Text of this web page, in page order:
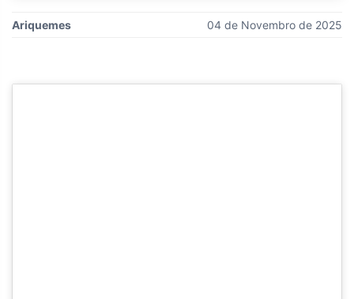
Ariquemes 04 de Novembro de 2025